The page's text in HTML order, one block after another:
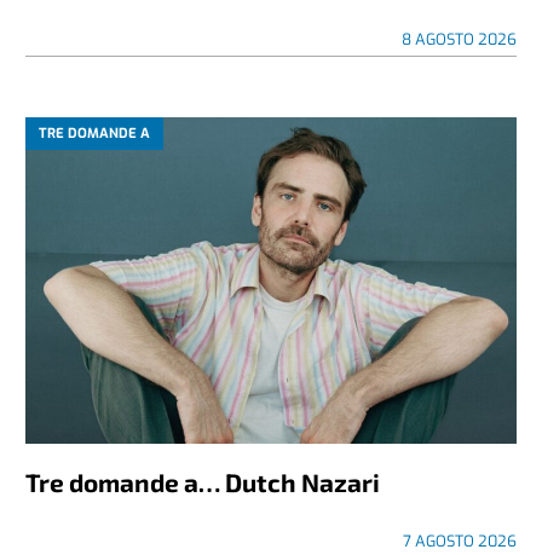
8 AGOSTO 2026
TRE DOMANDE A
Tre domande a… Dutch Nazari
7 AGOSTO 2026